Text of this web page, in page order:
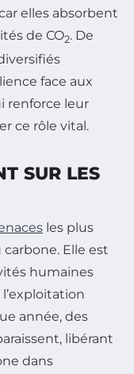
elles absorbent
de CO2. De
face aux
renforce leur
ce rôle vital.
SUR LES
les plus
Elle est
humaines
année, des
libérant
dans